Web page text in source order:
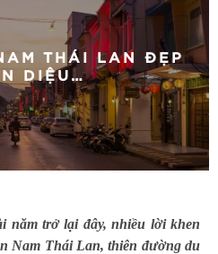
THÁI LAN ĐẸP
DIỆU…
năm trở lại đây, nhiều lời khen
Nam Thái Lan, thiên đường du